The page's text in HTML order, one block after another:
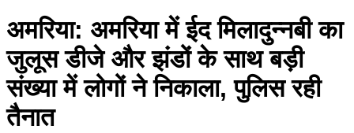
अमरिया: अमरिया में ईद मिलादुन्नबी का
जुलूस डीजे और झंडों के साथ बड़ी
संख्या में लोगों ने निकाला, पुलिस रही
तैनात